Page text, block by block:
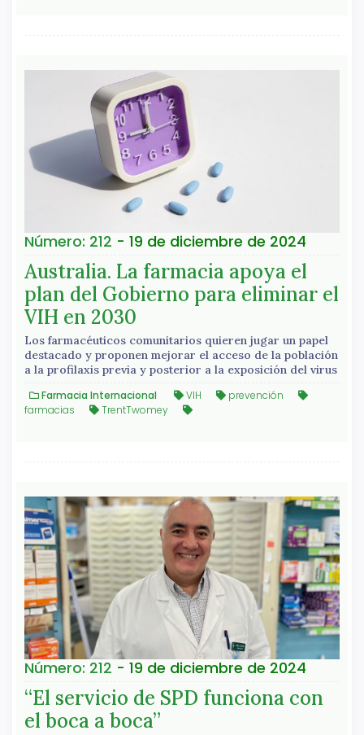
Número: 212 - 19 de diciembre de 2024
Australia. La farmacia apoya el
plan del Gobierno para eliminar el
VIH en 2030
Los farmacéuticos comunitarios quieren jugar un papel
destacado y proponen mejorar el acceso de la población
a la profilaxis previa y posterior a la exposición del virus
Farmacia Internacional VIH
prevención
farmacias
TrentTwomey
Número: 212 - 19 de diciembre de 2024
“El servicio de SPD funciona con
el boca a boca”